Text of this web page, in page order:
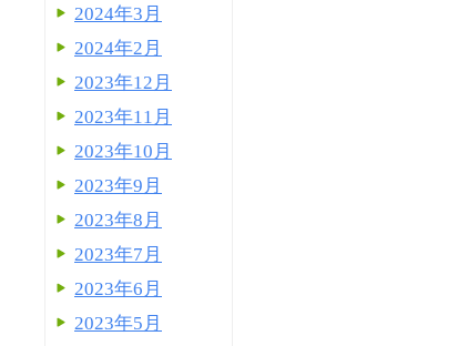
2024年3月
2024年2月
2023年12月
2023年11月
2023年10月
2023年9月
2023年8月
2023年7月
2023年6月
2023年5月